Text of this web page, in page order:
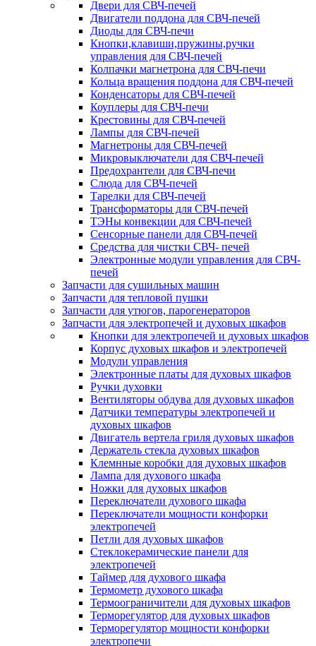
Двери для СВЧ-печей
Двигатели поддона для СВЧ-печей
Диоды для СВЧ-печи
Кнопки,клавиши,пружины,ручки
управления для СВЧ-печей
Колпачки магнетрона для СВЧ-печи
Кольца вращения поддона для СВЧ-печей
Конденсаторы для СВЧ-печей
Коуплеры для СВЧ-печи
Крестовины для СВЧ-печей
Лампы для СВЧ-печей
Магнетроны для СВЧ-печей
Микровыключатели для СВЧ-печей
Предохрантели для СВЧ-печи
Слюда для СВЧ-печей
Тарелки для СВЧ-печей
Трансформаторы для СВЧ-печей
ТЭНы конвекции для СВЧ-печей
Сенсорные панели для СВЧ-печей
Средства для чистки СВЧ- печей
Электронные модули управления для СВЧ-
печей
Запчасти для сушильных машин
Запчасти для тепловой пушки
Запчасти для утюгов, парогенераторов
Запчасти для электропечей и духовых шкафов
Кнопки для электропечей и духовых шкафов
Корпус духовых шкафов и электропечей
Модули управления
Электронные платы для духовых шкафов
Ручки духовки
Вентиляторы обдува для духовых шкафов
Датчики температуры электропечей и
духовых шкафов
Двигатель вертела гриля духовых шкафов
Держатель стекла духовых шкафов
Клемнные коробки для духовых шкафов
Лампа для духового шкафа
Ножки для духовых шкафов
Переключатели духового шкафа
Переключатели мощности конфорки
электропечей
Петли для духовых шкафов
Стеклокерамические панели для
электропечей
Таймер для духового шкафа
Термометр духового шкафа
Термоограничители для духовых шкафов
Терморегулятор для духовых шкафов
Терморегулятор мощности конфорки
электропечи